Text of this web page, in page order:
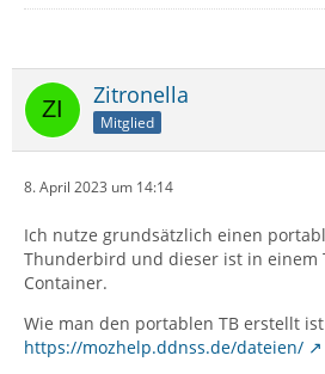
Zitronella
Mitglied
8. April 2023 um 14:14
Ich nutze grundsätzlich einen
Thunderbird und dieser ist in einem
Container.
Wie man den portablen TB erstellt
https://mozhelp.ddnss.de/dateien/